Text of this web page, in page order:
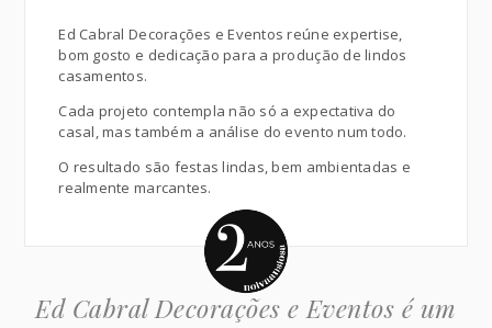
Ed Cabral Decorações e Eventos reúne expertise,
bom gosto e dedicação para a produção de lindos
casamentos.
Cada projeto contempla não só a expectativa do
casal, mas também a análise do evento num todo.
O resultado são festas lindas, bem ambientadas e
realmente marcantes.
Ed Cabral Decorações e Eventos é um